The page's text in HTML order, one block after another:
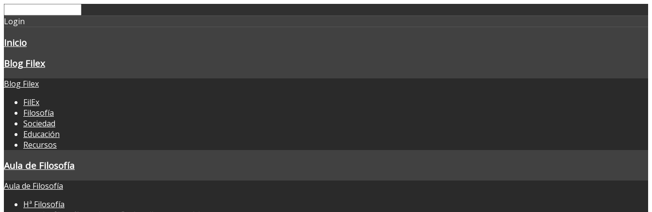
Login
Inicio
Blog Filex
Blog Filex
FilEx
Filosofía
Sociedad
Educación
Recursos
Aula de Filosofía
Aula de Filosofía
Hª Filosofía